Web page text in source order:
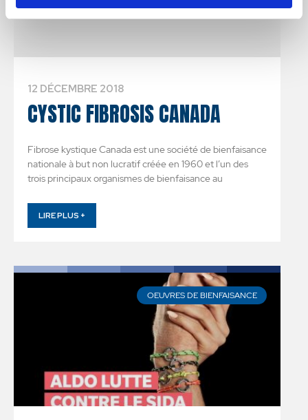
CYSTIC FIBROSIS CANADA
Fibrose kystique Canada est une société de bienfaisance
nationale à but non lucratif créée en 1960 et l’un des
trois principaux organismes de bienfaisance au
LIRE PLUS +
12 DÉCEMBRE 2018
OEUVRES DE BIENFAISANCE